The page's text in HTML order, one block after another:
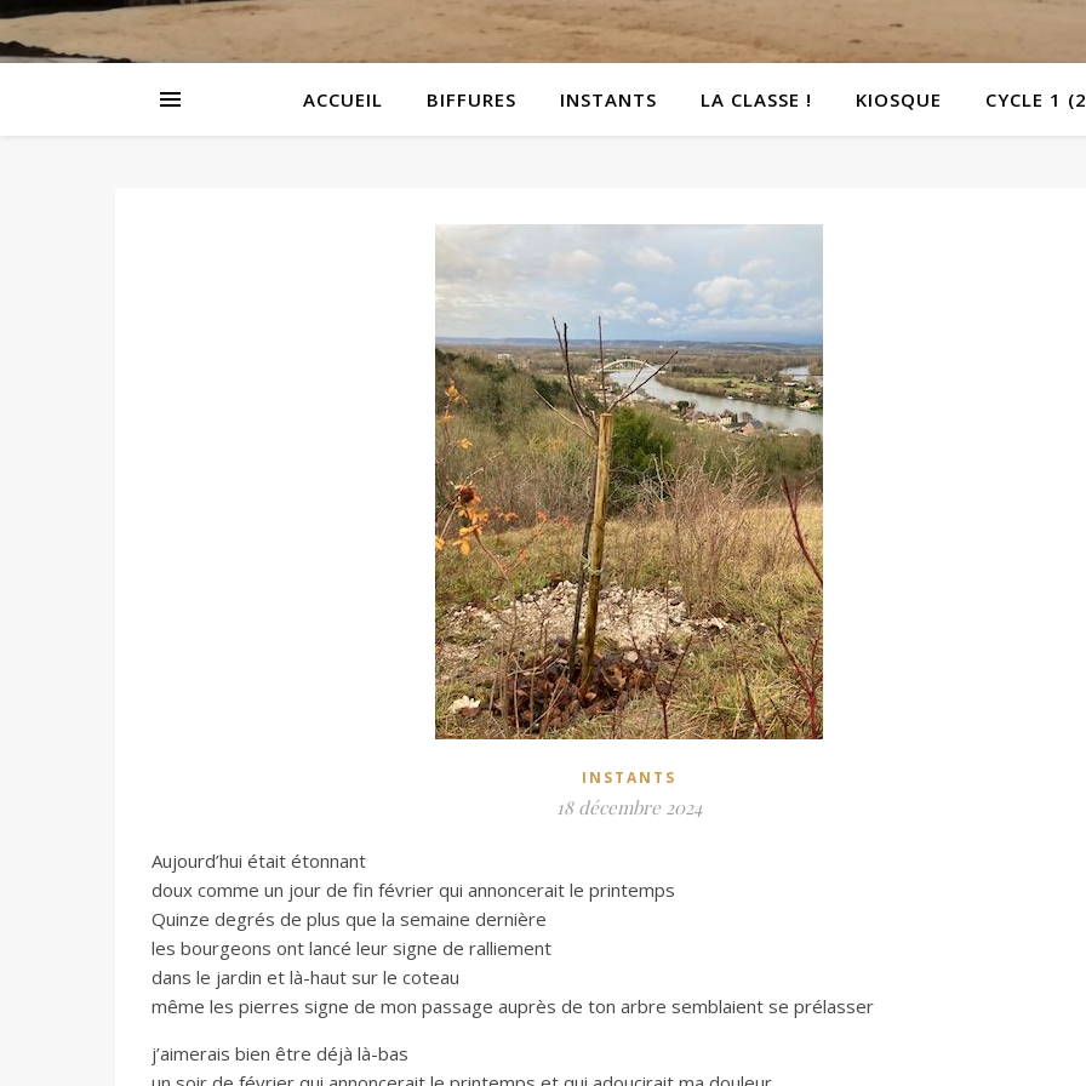
ACCUEIL BIFFURES INSTANTS LA CLASSE ! KIOSQUE CYCLE 1
INSTANTS
18 décembre 2024
Aujourd’hui était étonnant
doux comme un jour de fin février qui annoncerait le printemps
Quinze degrés de plus que la semaine dernière
les bourgeons ont lancé leur signe de ralliement
dans le jardin et là-haut sur le coteau
même les pierres signe de mon passage auprès de ton arbre semblaient se prélasser
j’aimerais bien être déjà là-bas